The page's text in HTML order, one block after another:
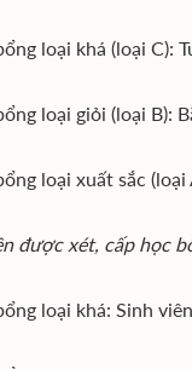
loại khá (loại C):
loại giỏi (loại B):
loại xuất sắc (loại
được xét, cấp học
loại khá: Sinh